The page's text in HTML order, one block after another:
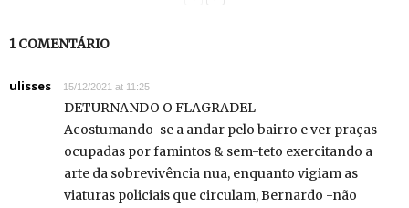
1 COMENTÁRIO
ulisses 15/12/2021 at 11:25
DETURNANDO O FLAGRADEL
Acostumando-se a andar pelo bairro e ver praças
ocupadas por famintos & sem-teto exercitando a
arte da sobrevivência nua, enquanto vigiam as
viaturas policiais que circulam, Bernardo -não